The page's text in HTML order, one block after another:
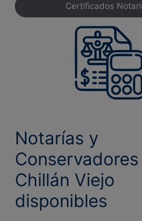
Certificados
Notarías y
Chillán Viejo
disponibles